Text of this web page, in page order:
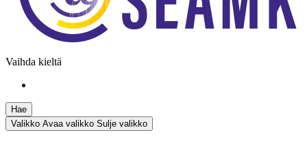
Vaihda kieltä
Hae
Valikko Avaa valikko Sulje valikko